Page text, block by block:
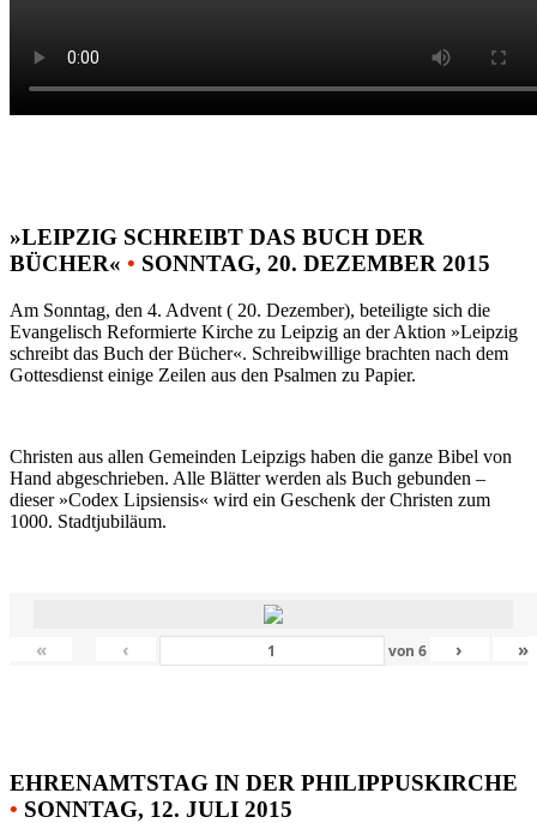
»LEIPZIG SCHREIBT DAS BUCH DER
BÜCHER« • SONNTAG, 20. DEZEMBER 2015
Am Sonntag, den 4. Advent ( 20. Dezember), beteiligte sich die
Evangelisch Reformierte Kirche zu Leipzig an der Aktion »Leipzig
schreibt das Buch der Bücher«. Schreibwillige brachten nach dem
Gottesdienst einige Zeilen aus den Psalmen zu Papier.
Christen aus allen Gemeinden Leipzigs haben die ganze Bibel von
Hand abgeschrieben. Alle Blätter werden als Buch gebunden –
dieser »Codex Lipsiensis« wird ein Geschenk der Christen zum
1000. Stadtjubiläum.
« ‹ von 6 › »
EHRENAMTSTAG IN DER PHILIPPUSKIRCHE
• SONNTAG, 12. JULI 2015